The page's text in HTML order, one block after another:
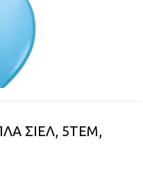
ΣΙΕΛ, 5ΤΕΜ,